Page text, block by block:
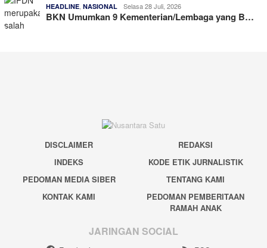
HEADLINE NASIONAL Selasa 28 Juli, 2026
BKN Umumkan 9 Kementerian/Lembaga yang B…
DISCLAIMER
REDAKSI
INDEKS
KODE ETIK JURNALISTIK
PEDOMAN MEDIA SIBER
TENTANG KAMI
KONTAK KAMI
PEDOMAN PEMBERITAAN
RAMAH ANAK
JARINGAN SOCIAL